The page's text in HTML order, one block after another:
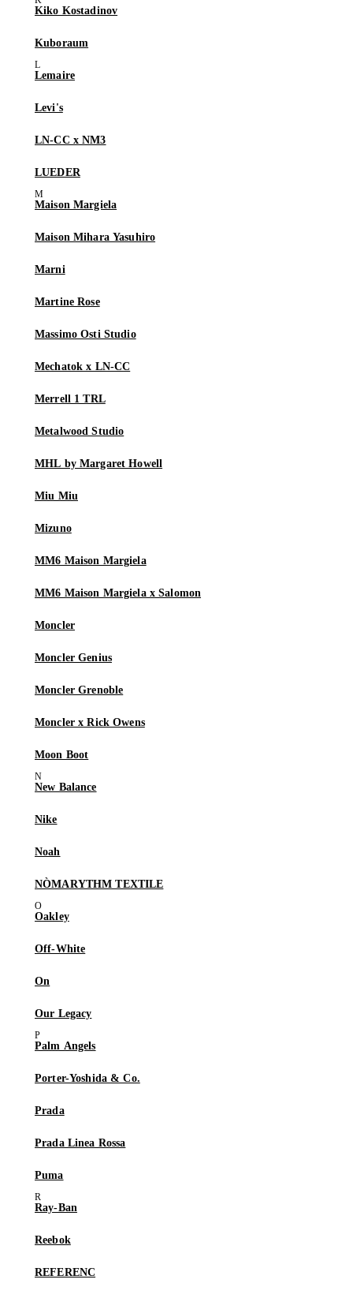
Kiko Kostadinov
Kuboraum
Lemaire
Levi's
LN-CC x NM3
LUEDER
Maison Margiela
Maison Mihara Yasuhiro
Marni
Martine Rose
Massimo Osti Studio
Mechatok x LN-CC
Merrell 1 TRL
Metalwood Studio
MHL by Margaret Howell
Miu Miu
Mizuno
MM6 Maison Margiela
MM6 Maison Margiela x Salomon
Moncler
Moncler Genius
Moncler Grenoble
Moncler x Rick Owens
Moon Boot
New Balance
Nike
Noah
NÒMARYTHM TEXTILE
Oakley
Off-White
On
Our Legacy
Palm Angels
Porter-Yoshida & Co.
Prada
Prada Linea Rossa
Puma
Ray-Ban
Reebok
REFERENC